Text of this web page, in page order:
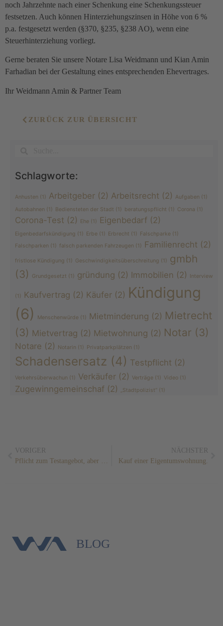
noch Jahrzehnte nach einer Schenkung eine Schenkungssteuer
festsetzen. Auch können Hinterziehungszinsen in Höhe von 6 %
p.a. festgesetzt werden (§370, §235, §238 AO), wenn eine
Steuerhinterziehung vorliegt.
Gerne beraten Sie unsere Notare Lisa Weidmann und Kian Amin
Farhadian bei der Gestaltung eines entsprechenden Ehevertrages.
Ihr Weidmann Amin & Partner Team
ZURÜCK ZUR ÜBERSICHT
Schlagworte:
Anhusten (1) Arbeitgeber (2) Arbeitsrecht (2) Aufgaben (1)
Autobahnen (1) Bediensteten der Stadt (1) beratungspflicht (1) Corona (1)
Corona-Test (2) Ehe (1) Eigenbedarf (2)
Eigenbedarfskündigung (1) Erbe (1) Erbrecht (1) Falschparke (1)
Falschparken (1) falsch parkenden Fahrzeugen (1) Familienrecht (2)
fristlose Kündigung (1) Geschwindigkeitsüberschreitung (1) gmbh
(3)
Grundgesetzt (1) gründung (2) Immobilien (2) Interview
(1) Kaufvertrag (2) Käufer (2) Kündigung
(6)
Menschenwürde (1) Mietminderung (2) Mietrecht
(3) Mietvertrag (2) Mietwohnung (2) Notar (3)
Notare (2) Notarin (1) Privatparkplätzen (1)
Schadensersatz (4) Testpflicht (2)
Verkehrsüberwachun (1) Verkäufer (2) Verträge (1) Video (1)
Zugewinngemeinschaf (2) „Stadtpolizist“ (1)
VORIGER
Pflicht zum Testangebot, aber nicht zum Testen selbst.
NÄCHSTER
Kauf einer Eigentumswohnung.
BLOG